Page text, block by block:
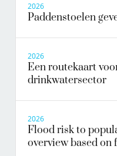
2026
Paddenstoelen
2026
Een routekaart
drinkwatersector
2026
Flood risk to
overview based on